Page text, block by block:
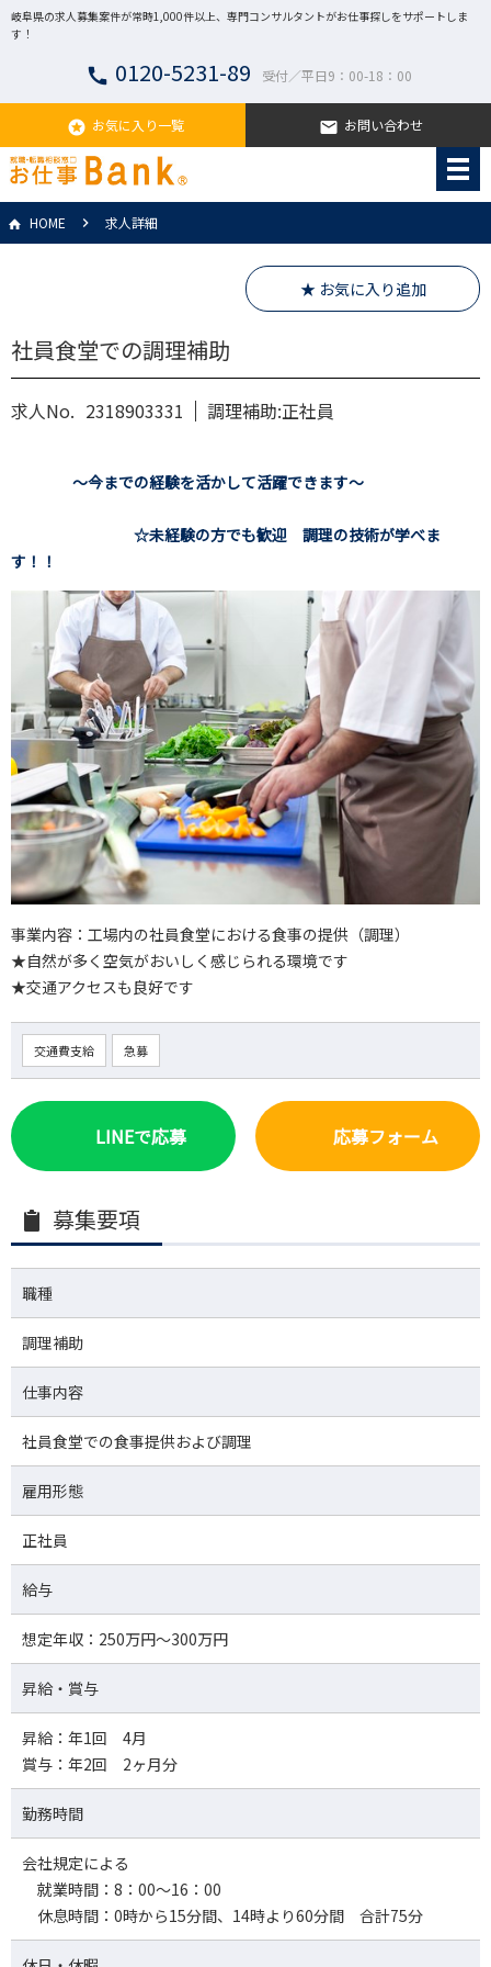
岐阜県の求人募集案件が常時1,000件以上、専門コンサルタントがお仕事探しをサポートしま
す！
call 0120-5231-89 受付／平日9：00-18：00
stars お気に入り一覧 email お問い合わせ
HOME 求人詳細
★ お気に入り追加
社員食堂での調理補助
求人No. 2318903331 調理補助:正社員
～今までの経験を活かして活躍できます～
☆未経験の方でも歓迎 調理の技術が学べま
す！！
事業内容：工場内の社員食堂における食事の提供（調理）
★自然が多く空気がおいしく感じられる環境です
★交通アクセスも良好です
交通費支給 急募
LINEで応募 応募フォーム
募集要項
職種
調理補助
仕事内容
社員食堂での食事提供および調理
雇用形態
正社員
給与
想定年収：250万円～300万円
昇給・賞与
昇給：年1回 4月
賞与：年2回 2ヶ月分
勤務時間
会社規定による
就業時間：8：00～16：00
休息時間：0時から15分間、14時より60分間 合計75分